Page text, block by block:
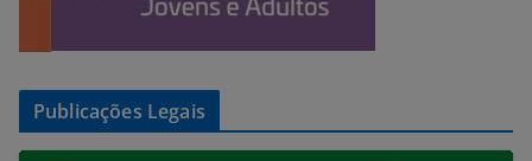
Publicações Legais